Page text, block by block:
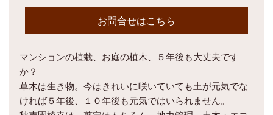
お問合せはこちら
マンションの植栽、お庭の植木、５年後も大丈夫です
か？
草木は生き物。今はきれいに咲いていても土が元気でな
ければ５年後、１０年後も元気ではいられません。